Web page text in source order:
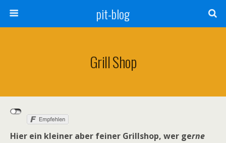
pit-blog
Grill Shop
Hier ein kleiner aber feiner Grillshop, wer gerne